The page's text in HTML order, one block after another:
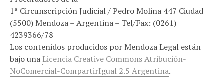
1ª Circunscripción Judicial / Pedro Molina 447 Ciudad
(5500) Mendoza – Argentina – Tel/Fax: (0261)
4239366/78
Los contenidos producidos por Mendoza Legal están
bajo una Licencia Creative Commons Atribución-
NoComercial-CompartirIgual 2.5 Argentina.